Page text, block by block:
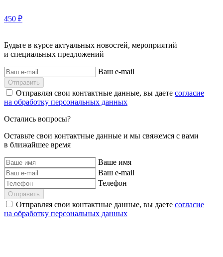
450 ₽
Будьте в курсе актуальных новостей, мероприятий
и специальных предложений
Ваш e-mail
Отправить
Отправляя свои контактные данные, вы даете согласие
на обработку персональных данных
Остались вопросы?
Оставьте свои контактные данные и мы свяжемся с вами
в ближайшее время
Ваше имя
Ваш e-mail
Телефон
Отправить
Отправляя свои контактные данные, вы даете согласие
на обработку персональных данных